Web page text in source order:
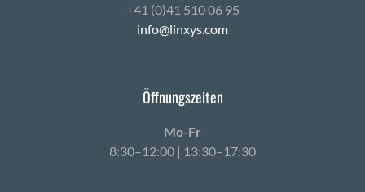
+41 (0)41 510 06 95
info@linxys.com
Öffnungszeiten
Mo-Fr
8:30–12:00 | 13:30–17:30